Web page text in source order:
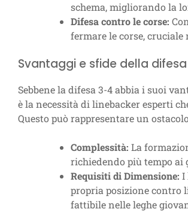
schema, migliorando la
Difesa contro le corse:
fermare le corse,
Svantaggi e sfide della
Sebbene la difesa 3-4 abbia i suoi
è la necessità di linebacker esperti
Questo può rappresentare un
Complessità: La
richiedendo più tempo ai
Requisiti di Dimensione: I
propria posizione contro
fattibile nelle leghe